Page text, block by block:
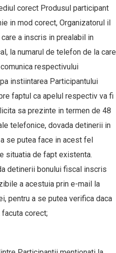
corect Produsul participant
in mod corect, Organizatorul il
a inscris in prealabil in
la numarul de telefon de la care
respectivului
instiintarea Participantului
faptul ca apelul respectiv va fi
sa prezinte in termen de 48
telefonice, dovada detinerii in
se putea face in acest fel
situatia de fapt existenta.
detinerii bonului fiscal inscris
a acestuia prin e-mail la
pentru a se putea verifica daca
corect;